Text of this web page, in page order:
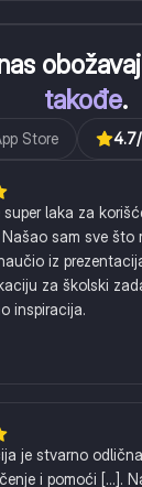
takođe.
Store 4.7
super laka za
sam sve što
iz
za školski
inspiracija.
je stvarno
i pomoći [...].